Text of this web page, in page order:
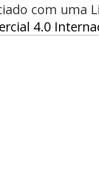
com uma
4.0